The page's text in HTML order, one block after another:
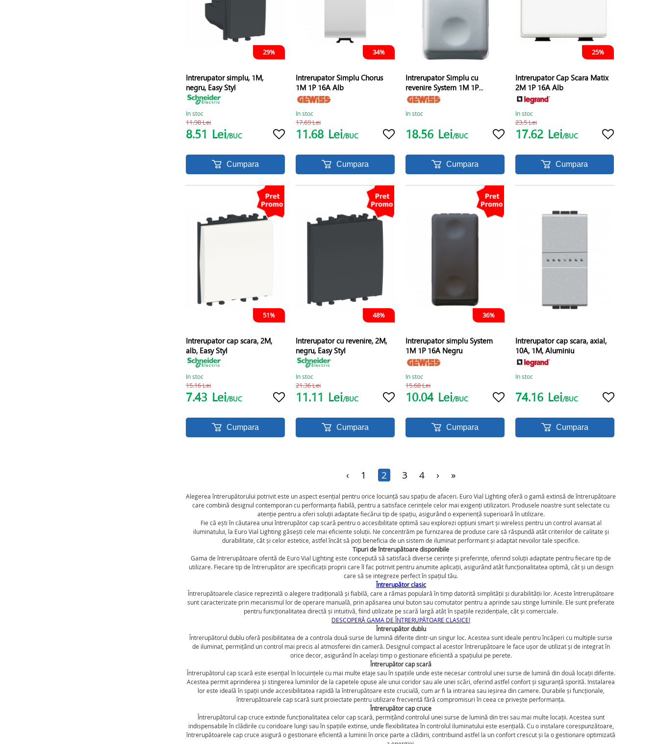
29%
Intrerupator simplu, 1M,
negru, Easy Styl
In stoc
11.98 Lei
8.51 Lei/BUC
Cumpara
34%
Intrerupator Simplu Chorus
1M 1P 16A Alb
In stoc
17.69 Lei
11.68 Lei/BUC
Cumpara
Intrerupator Simplu cu
revenire System 1M 1P...
In stoc
18.56 Lei/BUC
Cumpara
25%
Intrerupator Cap Scara Matix
2M 1P 16A Alb
In stoc
23.5 Lei
17.62 Lei/BUC
Cumpara
51%
Intrerupator cap scara, 2M,
alb, Easy Styl
In stoc
15.16 Lei
7.43 Lei/BUC
Cumpara
48%
Intrerupator cu revenire, 2M,
negru, Easy Styl
In stoc
21.36 Lei
11.11 Lei/BUC
Cumpara
36%
Intrerupator simplu System
1M 1P 16A Negru
In stoc
15.68 Lei
10.04 Lei/BUC
Cumpara
Intrerupator cap scara, axial,
10A, 1M, Aluminiu
In stoc
74.16 Lei/BUC
Cumpara
‹ 1 2 3 4 › »
Alegerea întrerupătorului potrivit este un aspect esențial pentru orice locuință sau spațiu de afaceri. Euro Vial Lighting oferă o gamă extinsă de întrerupătoare
care combină designul contemporan cu performanța fiabilă, pentru a satisface cerințele celor mai exigenți utilizatori. Produsele noastre sunt selectate cu
atenție pentru a oferi soluții adaptate fiecărui tip de spațiu, asigurând o experiență superioară în utilizare.
Fie că ești în căutarea unui întrerupător cap scară pentru o accesibilitate optimă sau explorezi opțiuni smart și wireless pentru un control avansat al
iluminatului, la Euro Vial Lighting găsești cele mai eficiente soluții. Ne concentrăm pe furnizarea de produse care să răspundă atât criteriilor de calitate și
durabilitate, cât și celor estetice, astfel încât să poți beneficia de un sistem de iluminat performant și adaptat nevoilor tale specifice.
Tipuri de întrerupătoare disponibile
Gama de întrerupătoare oferită de Euro Vial Lighting este concepută să satisfacă diverse cerințe și preferințe, oferind soluții adaptate pentru fiecare tip de
utilizare. Fiecare tip de întrerupător are specificații proprii care îl fac potrivit pentru anumite aplicații, asigurând atât funcționalitatea optimă, cât și un design
care să se integreze perfect în spațiul tău.
Întrerupător clasic
Întrerupătoarele clasice reprezintă o alegere tradițională și fiabilă, care a rămas populară în timp datorită simplității și durabilității lor. Aceste întrerupătoare
sunt caracterizate prin mecanismul lor de operare manuală, prin apăsarea unui buton sau comutator pentru a aprinde sau stinge luminile. Ele sunt preferate
pentru funcționalitatea directă și intuitivă, fiind utilizate pe scară largă atât în spațiile rezidențiale, cât și comerciale.
DESCOPERĂ GAMA DE ÎNTRERUPĂTOARE CLASICE!
Întrerupător dublu
Întrerupătorul dublu oferă posibilitatea de a controla două surse de lumină diferite dintr-un singur loc. Acestea sunt ideale pentru încăperi cu multiple surse
de iluminat, permițând un control mai precis al atmosferei din cameră. Designul compact al acestor întrerupătoare le face ușor de utilizat și de integrat în
orice decor, asigurând în același timp o gestionare eficientă a spațiului pe perete.
Întrerupător cap scară
Întrerupătorul cap scară este esențial în locuințele cu mai multe etaje sau în spațiile unde este necesar controlul unei surse de lumină din două locații diferite.
Acestea permit aprinderea și stingerea luminilor de la capetele opuse ale unui coridor sau ale unei scări, oferind astfel confort și siguranță sporită. Instalarea
lor este ideală în spații unde accesibilitatea rapidă la întrerupătoare este crucială, cum ar fi la intrarea sau ieșirea din camere. Durabile și funcționale,
întrerupătoarele cap scară sunt proiectate pentru utilizare frecventă fără compromisuri în ceea ce privește performanța.
Întrerupător cap cruce
Întrerupătorul cap cruce extinde funcționalitatea celor cap scară, permițând controlul unei surse de lumină din trei sau mai multe locații. Acestea sunt
indispensabile în clădirile cu coridoare lungi sau în spațiile extinse, unde flexibilitatea în controlul iluminatului este esențială. Cu o instalare corespunzătoare,
întrerupătoarele cap cruce asigură o gestionare eficientă a luminii în orice parte a clădirii, contribuind astfel la un confort crescut și la o gestionare optimizată